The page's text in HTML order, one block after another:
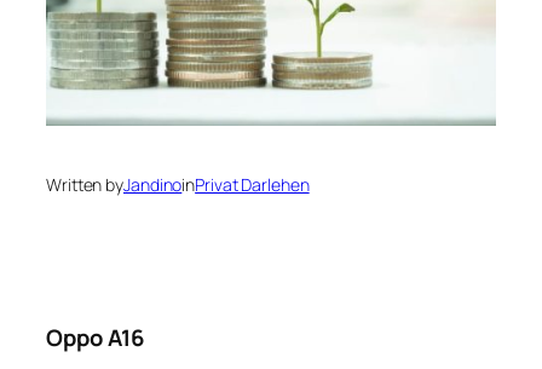
Written byJandinoinPrivat Darlehen
Oppo A16